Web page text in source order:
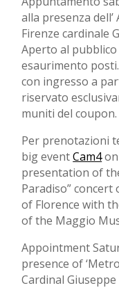
alla presenza
Firenze cardinale
Aperto al
esaurimento
con ingresso a
riservato
muniti del coupon.
Per prenotazioni
big eventCam4on
presentation of
Paradiso” concert
of Florence with
of the Maggio
Appointment
presence of
Cardinal